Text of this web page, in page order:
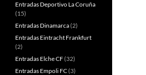
Entradas Deportivo La Coruña
(15)
Entradas Dinamarca(2)
Entradas Eintracht Frankfurt
(2)
Entradas Elche CF(32)
Entradas Empoli FC(3)